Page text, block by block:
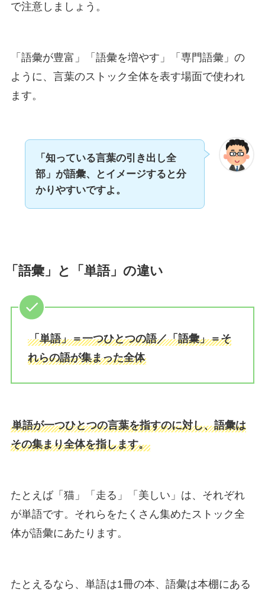
で注意しましょう。
「語彙が豊富」「語彙を増やす」「専門語彙」の
ように、言葉のストック全体を表す場面で使われ
ます。
「知っている言葉の引き出し全
部」が語彙、とイメージすると分
かりやすいですよ。
「語彙」と「単語」の違い
「単語」＝一つひとつの語／「語彙」＝そ
れらの語が集まった全体
単語が一つひとつの言葉を指すのに対し、語彙は
その集まり全体を指します。
たとえば「猫」「走る」「美しい」は、それぞれ
が単語です。それらをたくさん集めたストック全
体が語彙にあたります。
たとえるなら、単語は1冊の本、語彙は本棚にある